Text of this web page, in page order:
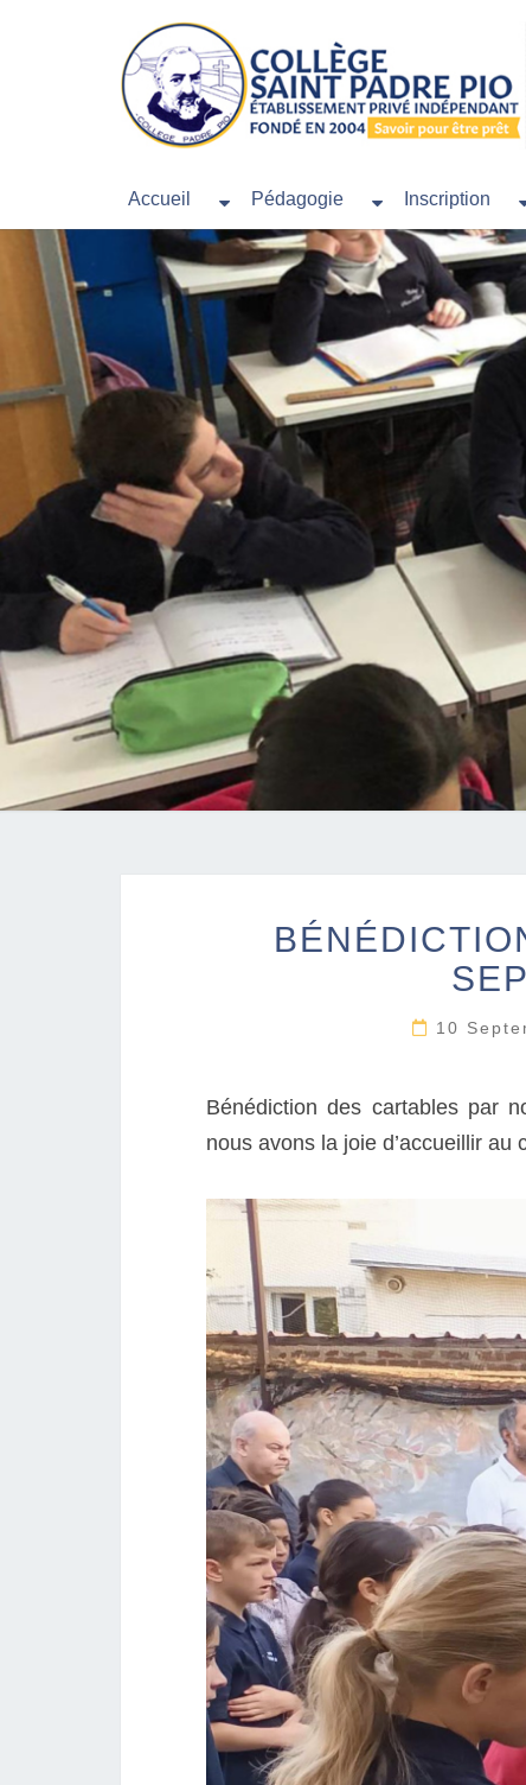
Accueil Pédagogie Inscription
10
Bénédiction des cartables par
nous avons la joie d’accueillir au